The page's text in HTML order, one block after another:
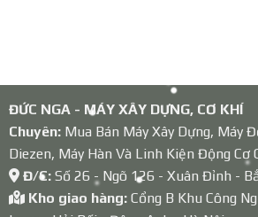
ĐỨC NGA - MÁY XÂY DỰNG, CƠ KHÍ
Chuyên:Mua Bán Máy Xây Dựng, Máy
Diezen, Máy Hàn Và Linh Kiện Động Cơ
Đ/C: Số 26 - Ngõ 126 - Xuân Đỉnh -
Kho giao hàng: Cổng B Khu Công